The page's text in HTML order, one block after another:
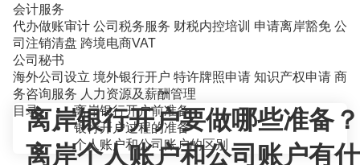
会计服务
代办做账审计 公司税务服务 财税内控培训 申请离岸豁免 公
司注销清盘 跨境电商VAT
公司秘书
海外公司设立 境外银行开户 特许牌照申请 知识产权申请 商
务咨询服务 人力资源及薪酬管理
离岸银行开户要做哪些准备？
离岸个人账户和公司账户有什
目录
离岸银行开户前准备
银行开户过程的准备
个人账户和公司账户的区别